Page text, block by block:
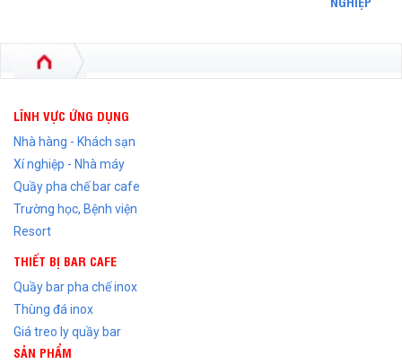
LĨNH VỰC ỨNG DỤNG
Nhà hàng - Khách sạn
Xí nghiệp - Nhà máy
Quầy pha chế bar cafe
Trường học, Bệnh viện
Resort
THIẾT BỊ BAR CAFE
Quầy bar pha chế inox
Thùng đá inox
Giá treo ly quầy bar
SẢN PHẨM